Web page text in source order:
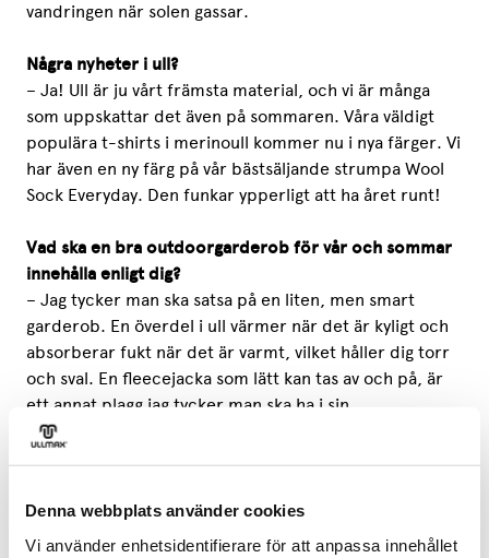
Denna webbplats använder cookies
Vi använder enhetsidentifierare för att anpassa innehållet
vandringen när solen gassar.
Några nyheter i ull?
– Ja! Ull är ju vårt främsta material, och vi är många
som uppskattar det även på sommaren. Våra väldigt
populära t-shirts i merinoull kommer nu i nya färger. Vi
har även en ny färg på vår bästsäljande strumpa Wool
Sock Everyday. Den funkar ypperligt att ha året runt!
Vad ska en bra outdoorgarderob för vår och sommar
innehålla enligt dig?
– Jag tycker man ska satsa på en liten, men smart
garderob. En överdel i ull värmer när det är kyligt och
absorberar fukt när det är varmt, vilket håller dig torr
och sval. En fleecejacka som lätt kan tas av och på, är
ett annat plagg jag tycker man ska ha i sin
outdoorgarderob. Som nederdel tycker jag man kan
fötterna är det också ull som gäller. Det är det bästa
du kan ha för dina fötter, och ett måste i garderoben.